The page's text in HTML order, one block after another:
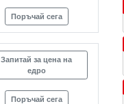
Поръчай сега
Запитай за цена на
едро
Поръчай сега